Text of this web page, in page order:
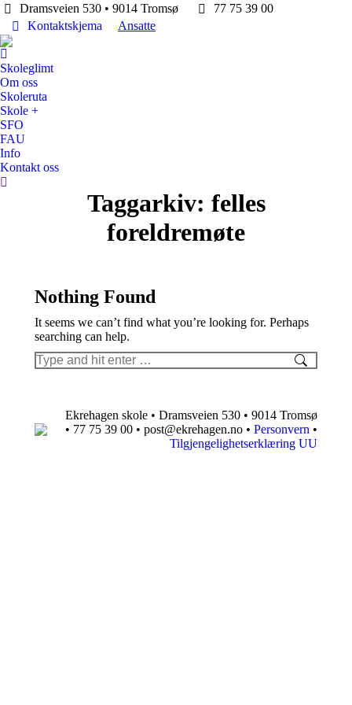
Dramsveien 530 • 9014 Tromsø
77 75 39 00
Kontaktskjema
Ansatte
Skoleglimt
Om oss
Skoleruta
Skole +
SFO
FAU
Info
Kontakt oss
Search:
Taggarkiv: felles
foreldremøte
Nothing Found
It seems we can’t find what you’re looking for. Perhaps
searching can help.
Search:
Ekrehagen skole • Dramsveien 530 • 9014 Tromsø
• 77 75 39 00 • post@ekrehagen.no • Personvern •
Tilgjengelighetserklæring UU